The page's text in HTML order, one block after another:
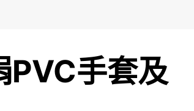
PVC手套及